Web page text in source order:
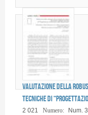
Valutazione della
tecniche di
2 021 Numero: Num. 3
Pagine